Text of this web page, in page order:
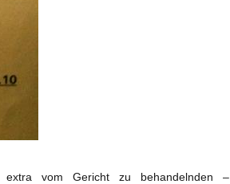
extra vom Gericht zu behandelnden –